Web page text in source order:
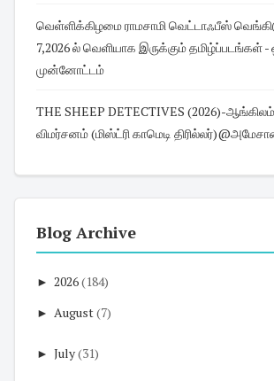
வெள்ளிக்கிழமை ராமசாமி வெட்டாஃபீஸ்
7,2026 ல் வெளியாக இருக்கும் தமிழ்ப்படங்கள் -
முன்னோட்டம்
THE SHEEP DETECTIVES (2026)-ஆங்கிலம்
விமர்சனம் (மிஸ்ட்ரி காமெடி
Blog Archive
► 2026(184)
► August(7)
► July(31)